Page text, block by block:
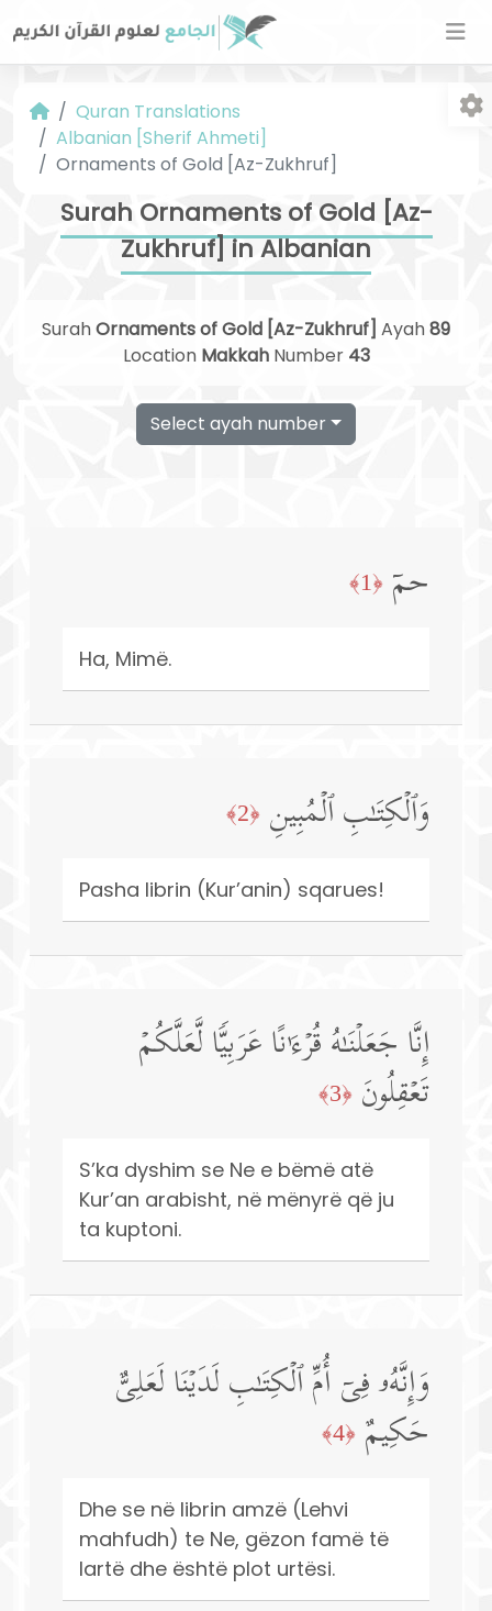
Quran Translations
Albanian [Sherif Ahmeti]
Ornaments of Gold [Az-Zukhruf]
Surah Ornaments of Gold [Az-
Zukhruf] in Albanian
SurahOrnaments of Gold [Az-Zukhruf] Ayah89
Location MakkahNumber 43
Select ayah number
حمۤ ﴿1﴾
Ha, Mimë.
وَٱلۡكِتَـٰبِ ٱلۡمُبِینِ ﴿2﴾
Pasha librin (Kur’anin) sqarues!
إِنَّا جَعَلۡنَـٰهُ قُرۡءَ ٰ⁠ نًا عَرَبِیࣰّا لَّعَلَّكُمۡ
تَعۡقِلُونَ ﴿3﴾
S’ka dyshim se Ne e bëmë atë
Kur’an arabisht, në mënyrë që ju
ta kuptoni.
وَإِنَّهُۥ فِیۤ أُمِّ ٱلۡكِتَـٰبِ لَدَیۡنَا لَعَلِیٌّ
حَكِیمٌ ﴿4﴾
Dhe se në librin amzë (Lehvi
mahfudh) te Ne, gëzon famë të
lartë dhe është plot urtësi.